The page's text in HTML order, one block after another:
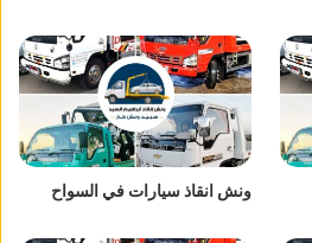
ونش انقاذ سيارات في السواح